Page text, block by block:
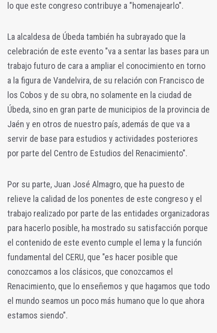
lo que este congreso contribuye a "homenajearlo".
La alcaldesa de Úbeda también ha subrayado que la
celebración de este evento "va a sentar las bases para un
trabajo futuro de cara a ampliar el conocimiento en torno
a la figura de Vandelvira, de su relación con Francisco de
los Cobos y de su obra, no solamente en la ciudad de
Úbeda, sino en gran parte de municipios de la provincia de
Jaén y en otros de nuestro país, además de que va a
servir de base para estudios y actividades posteriores
por parte del Centro de Estudios del Renacimiento".
Por su parte, Juan José Almagro, que ha puesto de
relieve la calidad de los ponentes de este congreso y el
trabajo realizado por parte de las entidades organizadoras
para hacerlo posible, ha mostrado su satisfacción porque
el contenido de este evento cumple el lema y la función
fundamental del CERU, que "es hacer posible que
conozcamos a los clásicos, que conozcamos el
Renacimiento, que lo enseñemos y que hagamos que todo
el mundo seamos un poco más humano que lo que ahora
estamos siendo".